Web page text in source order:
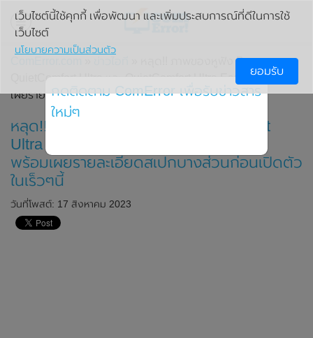
» หลุด!! ภาพของหูฟัง Bose
QuietComfort Ultra และ QuietComfort Ultra Earbuds พร้อม
เผยรายละเอียดสเปกบางส่วนก่อนเปิดตัวในเร็วๆนี้
หลุด!! ภาพของหูฟัง Bose QuietComfort
Ultra และ QuietComfort Ultra Earbuds
พร้อมเผยรายละเอียดสเปกบางส่วนก่อนเปิดตัว
ในเร็วๆนี้
วันที่โพสต์: 17 สิงหาคม 2023
เว็บไซต์นี้ใช้คุกกี้ เพื่อพัฒนา และเพิ่มประสบการณ์ที่ดีในการใช้
เว็บไซต์
นโยบายความเป็นส่วนตัว
ยอมรับ
กดติดตาม ComError เพื่อรับข่าวสาร
ใหม่ๆ